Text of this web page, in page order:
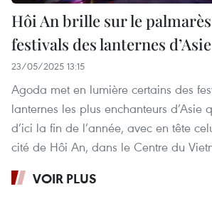
Hôi An brille sur le palmarès
festivals des lanternes d’Asie
23/05/2025 13:15
Agoda met en lumière certains des
lanternes les plus enchanteurs d’Asie
d’ici la fin de l’année, avec en tête
cité de Hôi An, dans le Centre du
VOIR PLUS